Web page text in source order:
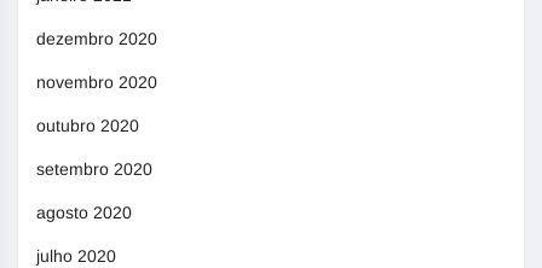
dezembro 2020
novembro 2020
outubro 2020
setembro 2020
agosto 2020
julho 2020